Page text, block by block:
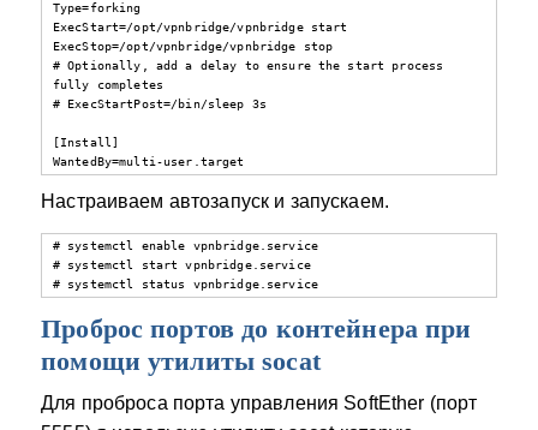
Type=forking
ExecStart=/opt/vpnbridge/vpnbridge start
ExecStop=/opt/vpnbridge/vpnbridge stop
# Optionally, add a delay to ensure the start process
fully completes
# ExecStartPost=/bin/sleep 3s
[Install]
WantedBy=multi-user.target
Настраиваем автозапуск и запускаем.
# systemctl enable vpnbridge.service
# systemctl start vpnbridge.service
# systemctl status vpnbridge.service
Проброс портов до контейнера при
помощи утилиты socat
Для проброса порта управления SoftEther (порт